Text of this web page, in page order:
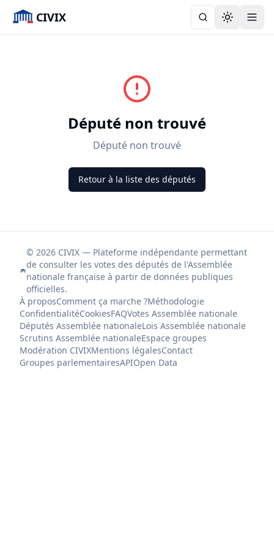
CIVIX Toggle
Député non trouvé
Député non trouvé
Retour à la liste des députés
© 2026 CIVIX — Plateforme indépendante permettant
de consulter les votes des députés de l'Assemblée
nationale française à partir de données publiques
officielles.
À proposComment ça marche ?Méthodologie
ConfidentialitéCookiesFAQVotes Assemblée nationale
Députés Assemblée nationaleLois Assemblée nationale
Scrutins Assemblée nationaleEspace groupes
Modération CIVIXMentions légalesContact
Groupes parlementairesAPIOpen Data